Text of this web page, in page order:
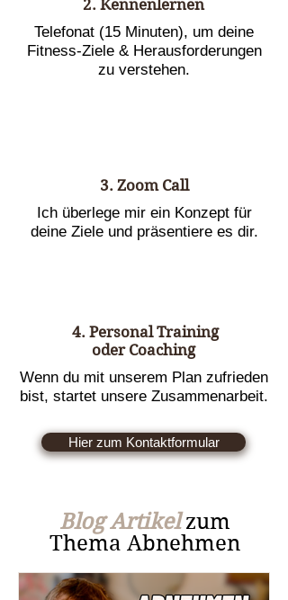
2. Kennenlernen
Telefonat (15 Minuten), um deine
Fitness-Ziele & Herausforderungen
zu verstehen.
3. Zoom Call
Ich überlege mir ein Konzept für
deine Ziele und präsentiere es dir.
4. Personal Training
oder Coaching
Wenn du mit unserem Plan zufrieden
bist, startet unsere Zusammenarbeit.
Hier zum Kontaktformular
Blog Artikel zum
Thema Abnehmen